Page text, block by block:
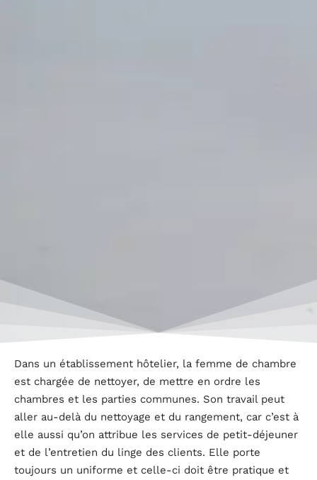
Dans un établissement hôtelier, la femme de chambre
est chargée de nettoyer, de mettre en ordre les
chambres et les parties communes. Son travail peut
aller au-delà du nettoyage et du rangement, car c’est à
elle aussi qu’on attribue les services de petit-déjeuner
et de l’entretien du linge des clients. Elle porte
toujours un uniforme et celle-ci doit être pratique et